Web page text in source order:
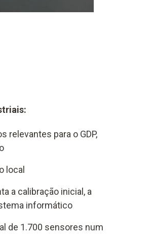
relevantes para o GDP,
local
a calibração inicial, a
informático
de 1.700 sensores num